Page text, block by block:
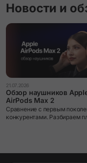
Новости и
21.07.2026
Обзор наушников
AirPods Max 2
Сравнение с первым
конкурентами. Разбираем